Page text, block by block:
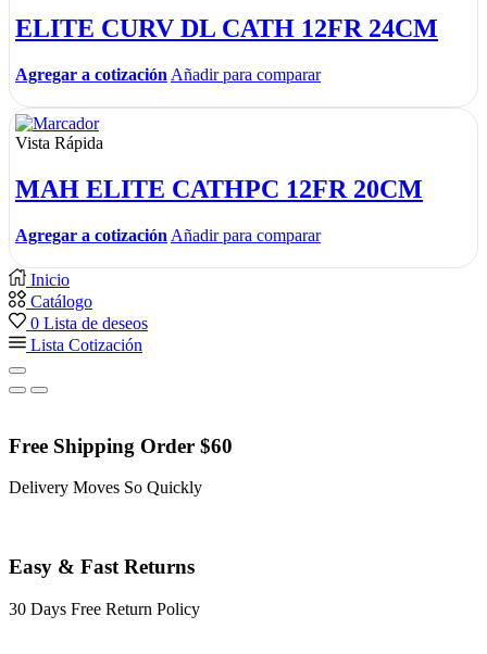
ELITE CURV DL CATH 12FR 24CM
Agregar a cotización Añadir para comparar
Vista Rápida
MAH ELITE CATHPC 12FR 20CM
Agregar a cotización Añadir para comparar
Inicio
Catálogo
0 Lista de deseos
Lista Cotización
Free Shipping Order $60
Delivery Moves So Quickly
Easy & Fast Returns
30 Days Free Return Policy